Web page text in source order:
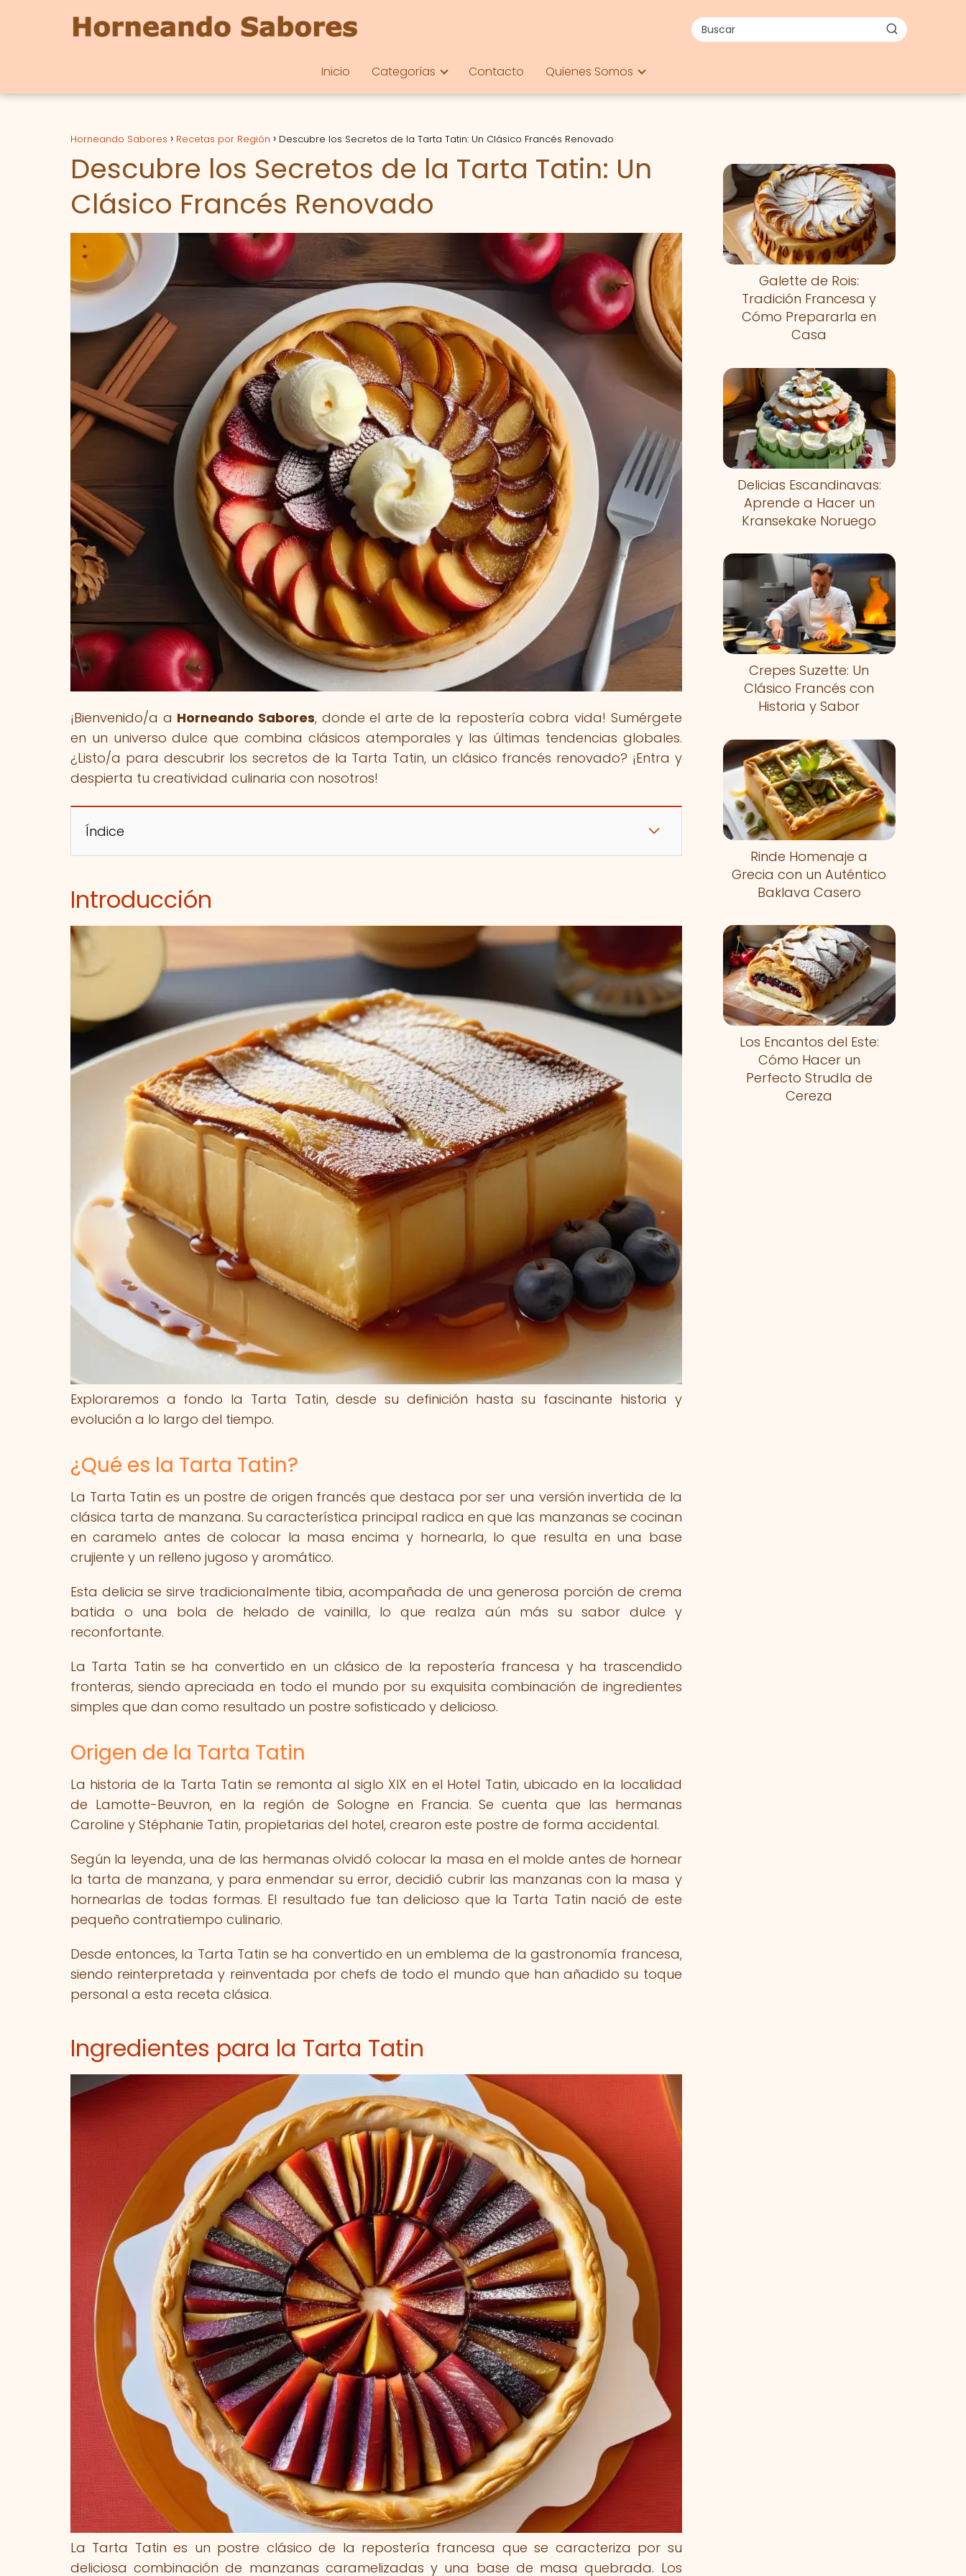
Inicio Categorías Contacto Quienes Somos
Horneando Sabores Recetas por Región Descubre los Secretos de la Tarta Tatin: Un Clásico Francés Renovado
Descubre los Secretos de la Tarta Tatin: Un
Clásico Francés Renovado
¡Bienvenido/a a Horneando Sabores, donde el arte de la repostería cobra vida! Sumérgete
en un universo dulce que combina clásicos atemporales y las últimas tendencias globales.
¿Listo/a para descubrir los secretos de la Tarta Tatin, un clásico francés renovado? ¡Entra y
despierta tu creatividad culinaria con nosotros!
Índice
Introducción
Exploraremos a fondo la Tarta Tatin, desde su definición hasta su fascinante historia y
evolución a lo largo del tiempo.
¿Qué es la Tarta Tatin?
La Tarta Tatin es un postre de origen francés que destaca por ser una versión invertida de la
clásica tarta de manzana. Su característica principal radica en que las manzanas se cocinan
en caramelo antes de colocar la masa encima y hornearla, lo que resulta en una base
crujiente y un relleno jugoso y aromático.
Esta delicia se sirve tradicionalmente tibia, acompañada de una generosa porción de crema
batida o una bola de helado de vainilla, lo que realza aún más su sabor dulce y
reconfortante.
La Tarta Tatin se ha convertido en un clásico de la repostería francesa y ha trascendido
fronteras, siendo apreciada en todo el mundo por su exquisita combinación de ingredientes
simples que dan como resultado un postre sofisticado y delicioso.
Origen de la Tarta Tatin
La historia de la Tarta Tatin se remonta al siglo XIX en el Hotel Tatin, ubicado en la localidad
de Lamotte-Beuvron, en la región de Sologne en Francia. Se cuenta que las hermanas
Caroline y Stéphanie Tatin, propietarias del hotel, crearon este postre de forma accidental.
Según la leyenda, una de las hermanas olvidó colocar la masa en el molde antes de hornear
la tarta de manzana, y para enmendar su error, decidió cubrir las manzanas con la masa y
hornearlas de todas formas. El resultado fue tan delicioso que la Tarta Tatin nació de este
pequeño contratiempo culinario.
Desde entonces, la Tarta Tatin se ha convertido en un emblema de la gastronomía francesa,
siendo reinterpretada y reinventada por chefs de todo el mundo que han añadido su toque
personal a esta receta clásica.
Ingredientes para la Tarta Tatin
La Tarta Tatin es un postre clásico de la repostería francesa que se caracteriza por su
deliciosa combinación de manzanas caramelizadas y una base de masa quebrada. Los
Galette de Rois:
Tradición Francesa y
Cómo Prepararla en
Casa
Delicias Escandinavas:
Aprende a Hacer un
Kransekake Noruego
Crepes Suzette: Un
Clásico Francés con
Historia y Sabor
Rinde Homenaje a
Grecia con un Auténtico
Baklava Casero
Los Encantos del Este:
Cómo Hacer un
Perfecto Strudla de
Cereza